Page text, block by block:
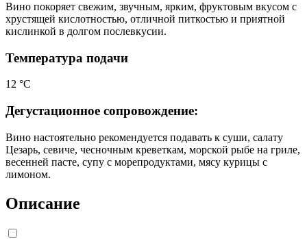
Вино покоряет свежим, звучным, ярким, фруктовым вкусом с
хрустящей кислотностью, отличной питкостью и приятной
кислинкой в долгом послевкусии.
Температура подачи
12 °С
Дегустационное сопровождение:
Вино настоятельно рекомендуется подавать к суши, салату
Цезарь, севиче, чесночным креветкам, морской рыбе на гриле,
весенней пасте, супу с морепродуктами, мясу курицы с
лимоном.
Описание